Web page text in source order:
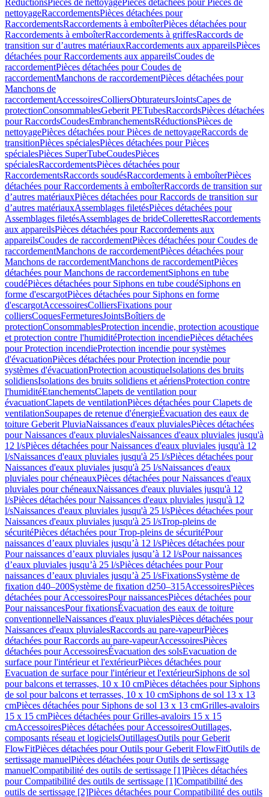
RéductionsPièces de nettoyagePièces détachées pour Pièces de
nettoyageRaccordementsPièces détachées pour
RaccordementsRaccordements à emboîterPièces détachées pour
Raccordements à emboîterRaccordements à griffesRaccords de
transition sur d’autres matériauxRaccordements aux appareilsPièces
détachées pour Raccordements aux appareilsCoudes de
raccordementPièces détachées pour Coudes de
raccordementManchons de raccordementPièces détachées pour
Manchons de
raccordementAccessoiresColliersObturateursJointsCapes de
protectionConsommablesGeberit PETubesRaccordsPièces détachées
pour RaccordsCoudesEmbranchementsRéductionsPièces de
nettoyagePièces détachées pour Pièces de nettoyageRaccords de
transitionPièces spécialesPièces détachées pour Pièces
spécialesPièces SuperTubeCoudesPièces
spécialesRaccordementsPièces détachées pour
RaccordementsRaccords soudésRaccordements à emboîterPièces
détachées pour Raccordements à emboîterRaccords de transition sur
d’autres matériauxPièces détachées pour Raccords de transition sur
d’autres matériauxAssemblages filetésPièces détachées pour
Assemblages filetésAssemblages de brideCollerettesRaccordements
aux appareilsPièces détachées pour Raccordements aux
appareilsCoudes de raccordementPièces détachées pour Coudes de
raccordementManchons de raccordementPièces détachées pour
Manchons de raccordementManchons de raccordementPièces
détachées pour Manchons de raccordementSiphons en tube
coudéPièces détachées pour Siphons en tube coudéSiphons en
forme d'escargotPièces détachées pour Siphons en forme
d'escargotAccessoiresColliersFixations pour
colliersCoquesFermeturesJointsBoîtiers de
protectionConsommablesProtection incendie, protection acoustique
et protection contre l'humiditéProtection incendiePièces détachées
pour Protection incendieProtection incendie pour systèmes
d'évacuationPièces détachées pour Protection incendie pour
systèmes d'évacuationProtection acoustiqueIsolations des bruits
solidiensIsolations des bruits solidiens et aériensProtection contre
l'humiditéEtanchementsClapets de ventilation pour
évacuationClapets de ventilationPièces détachées pour Clapets de
ventilationSoupapes de retenue d'énergieÉvacuation des eaux de
toiture Geberit PluviaNaissances d'eaux pluvialesPièces détachées
pour Naissances d'eaux pluvialesNaissances d'eaux pluviales jusqu'à
12 l/sPièces détachées pour Naissances d'eaux pluviales jusqu'à 12
l/sNaissances d'eaux pluviales jusqu'à 25 l/sPièces détachées pour
Naissances d'eaux pluviales jusqu'à 25 l/sNaissances d'eaux
pluviales pour chéneauxPièces détachées pour Naissances d'eaux
pluviales pour chéneauxNaissances d'eaux pluviales jusqu'à 12
l/sPièces détachées pour Naissances d'eaux pluviales jusqu'à 12
l/sNaissances d'eaux pluviales jusqu'à 25 l/sPièces détachées pour
Naissances d'eaux pluviales jusqu'à 25 l/sTrop-pleins de
sécuritéPièces détachées pour Trop-pleins de sécuritéPour
naissances d’eaux pluviales jusqu’à 12 l/sPièces détachées pour
Pour naissances d’eaux pluviales jusqu’à 12 l/sPour naissances
d’eaux pluviales jusqu’à 25 l/sPièces détachées pour Pour
naissances d’eaux pluviales jusqu’à 25 l/sFixationsSystème de
fixation d40–200Système de fixation d250–315AccessoiresPièces
détachées pour AccessoiresPour naissancesPièces détachées pour
Pour naissancesPour fixationsÉvacuation des eaux de toiture
conventionnelleNaissances d'eaux pluvialesPièces détachées pour
Naissances d'eaux pluvialesRaccords au pare-vapeurPièces
détachées pour Raccords au pare-vapeurAccessoiresPièces
détachées pour AccessoiresÉvacuation des solsEvacuation de
surface pour l'intérieur et l'extérieurPièces détachées pour
Evacuation de surface pour l'intérieur et l'extérieurSiphons de sol
pour balcons et terrasses, 10 x 10 cmPièces détachées pour Siphons
de sol pour balcons et terrasses, 10 x 10 cmSiphons de sol 13 x 13
cmPièces détachées pour Siphons de sol 13 x 13 cmGrilles-avaloirs
15 x 15 cmPièces détachées pour Grilles-avaloirs 15 x 15
cmAccessoiresPièces détachées pour AccessoiresOutillages,
composants réseau et logicielsOutillagesOutils pour Geberit
FlowFitPièces détachées pour Outils pour Geberit FlowFitOutils de
sertissage manuelPièces détachées pour Outils de sertissage
manuelCompatibilité des outils de sertissage [1]Pièces détachées
pour Compatibilité des outils de sertissage [1]Compatibilité des
outils de sertissage [2]Pièces détachées pour Compatibilité des outils